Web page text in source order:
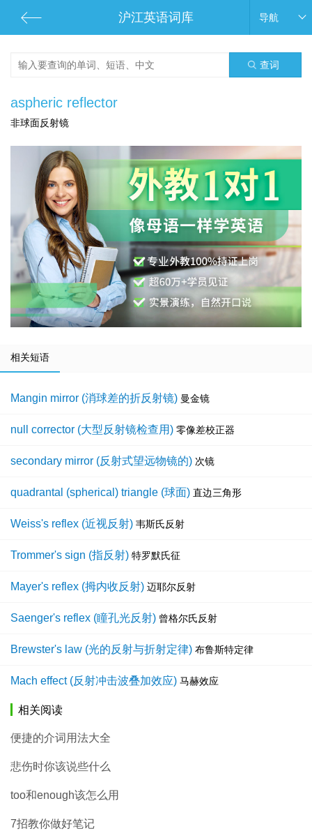
沪江英语词库 导航
查词
aspheric reflector
非球面反射镜
相关短语
Mangin mirror (消球差的折反射镜) 曼金镜
null corrector (大型反射镜检查用) 零像差校正器
secondary mirror (反射式望远物镜的) 次镜
quadrantal (spherical) triangle (球面) 直边三角形
Weiss's reflex (近视反射) 韦斯氏反射
Trommer's sign (指反射) 特罗默氏征
Mayer's reflex (拇内收反射) 迈耶尔反射
Saenger's reflex (瞳孔光反射) 曾格尔氏反射
Brewster's law (光的反射与折射定律) 布鲁斯特定律
Mach effect (反射冲击波叠加效应) 马赫效应
相关阅读
便捷的介词用法大全
悲伤时你该说些什么
too和enough该怎么用
7招教你做好笔记